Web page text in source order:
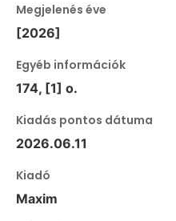
Megjelenés éve
[2026]
Egyéb információk
174, [1] o.
Kiadás pontos dátuma
2026.06.11
Kiadó
Maxim